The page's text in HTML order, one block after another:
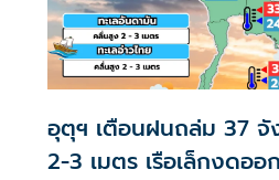
อุตุฯ เตือนฝนถล่ม 37 จั
2-3 เมตร เรือเล็กงดออ